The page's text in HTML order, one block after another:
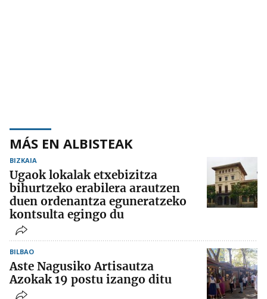
MÁS EN ALBISTEAK
BIZKAIA
Ugaok lokalak etxebizitza
bihurtzeko erabilera arautzen
duen ordenantza eguneratzeko
kontsulta egingo du
BILBAO
Aste Nagusiko Artisautza
Azokak 19 postu izango ditu